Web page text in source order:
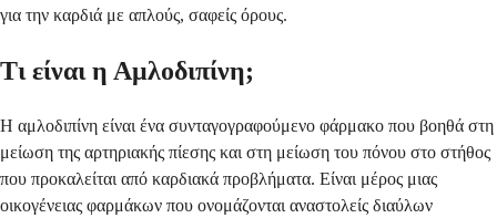
για την καρδιά με απλούς, σαφείς όρους.
Τι είναι η Αμλοδιπίνη;
Η αμλοδιπίνη είναι ένα συνταγογραφούμενο φάρμακο που βοηθά στη
μείωση της αρτηριακής πίεσης και στη μείωση του πόνου στο στήθος
που προκαλείται από καρδιακά προβλήματα. Είναι μέρος μιας
οικογένειας φαρμάκων που ονομάζονται αναστολείς διαύλων